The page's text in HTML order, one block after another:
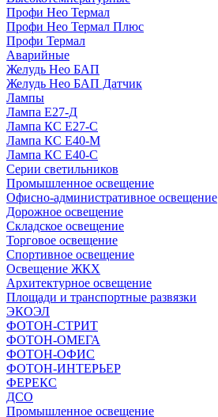
Профи Нео Термал
Профи Нео Термал Плюс
Профи Термал
Аварийные
Желудь Нео БАП
Желудь Нео БАП Датчик
Лампы
Лампа Е27-Д
Лампа КС Е27-С
Лампа КС Е40-М
Лампа КС Е40-С
Серии светильников
Промышленное освещение
Офисно-административное освещение
Дорожное освещение
Складское освещение
Торговое освещение
Спортивное освещение
Освещение ЖКХ
Архитектурное освещение
Площади и транспортные развязки
ЭКОЭЛ
ФОТОН-СТРИТ
ФОТОН-ОМЕГА
ФОТОН-ОФИС
ФОТОН-ИНТЕРЬЕР
ФЕРЕКС
ДСО
Промышленное освещение